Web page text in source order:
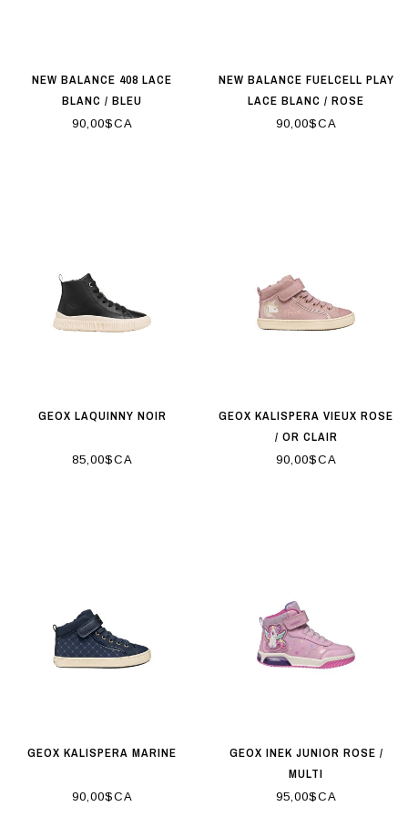
NEW BALANCE 408 LACE
BLANC / BLEU
90,00$CA
NEW BALANCE FUELCELL PLAY
LACE BLANC / ROSE
90,00$CA
GEOX LAQUINNY NOIR
85,00$CA
GEOX KALISPERA VIEUX ROSE
/ OR CLAIR
90,00$CA
GEOX KALISPERA MARINE
90,00$CA
GEOX INEK JUNIOR ROSE /
MULTI
95,00$CA